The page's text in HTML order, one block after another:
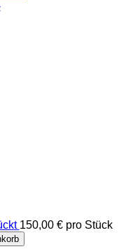
150,00 € pro Stück